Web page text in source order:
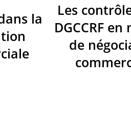
la
Les
DGCCRF
de